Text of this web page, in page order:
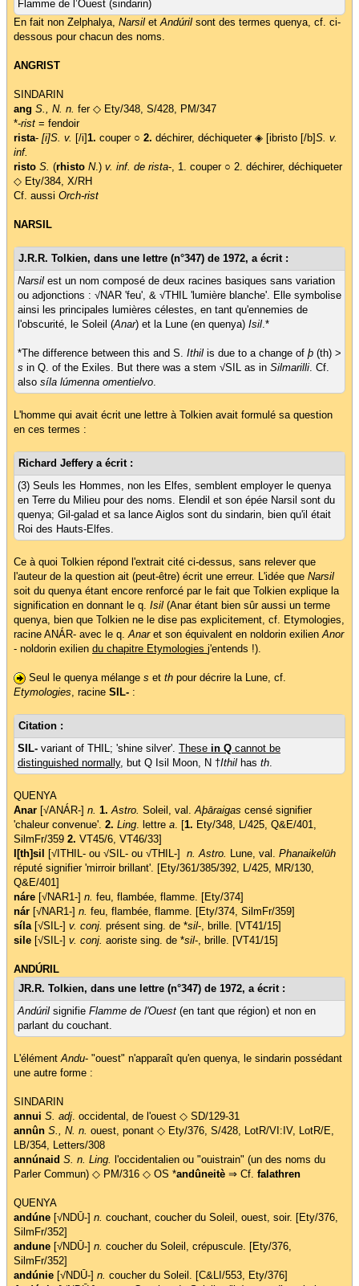
Flamme de l’Ouest (sindarin)
En fait non Zelphalya, Narsil etAndúril sont des termes quenya, cf. ci-
dessous pour chacun des noms.
ANGRIST
SINDARIN
ang S., N. n. fer ◇ Ety/348, S/428, PM/347
*-rist = fendoir
rista- [i]S. v. [/i]1. couper ○ 2. déchirer, déchiqueter ◈ [ibristo [/b]S. v.
inf.
risto S. (rhisto N.) v. inf. de rista-, 1. couper ○ 2. déchirer, déchiqueter
◇ Ety/384, X/RH
Cf. aussi Orch-rist
NARSIL
J.R.R. Tolkien, dans une lettre (n°347) de 1972, a écrit :
Narsil est un nom composé de deux racines basiques sans variation
ou adjonctions : √NAR 'feu', & √THIL 'lumière blanche'. Elle symbolise
ainsi les principales lumières célestes, en tant qu'ennemies de
l'obscurité, le Soleil (Anar) et la Lune (en quenya) Isil.*
*The difference between this and S. Ithil is due to a change of þ (th) >
s in Q. of the Exiles. But there was a stem √SIL as in Silmarilli. Cf.
also síla lúmenna omentielvo.
L'homme qui avait écrit une lettre à Tolkien avait formulé sa question
en ces termes :
Richard Jeffery a écrit :
(3) Seuls les Hommes, non les Elfes, semblent employer le quenya
en Terre du Milieu pour des noms. Elendil et son épée Narsil sont du
quenya; Gil-galad et sa lance Aiglos sont du sindarin, bien qu'il était
Roi des Hauts-Elfes.
Ce à quoi Tolkien répond l'extrait cité ci-dessus, sans relever que
l'auteur de la question ait (peut-être) écrit une erreur. L'idée que Narsil
soit du quenya étant encore renforcé par le fait que Tolkien explique la
signification en donnant le q. Isil (Anar étant bien sûr aussi un terme
quenya, bien que Tolkien ne le dise pas explicitement, cf. Etymologies,
racine ANÁR- avec le q.Anar et son équivalent en noldorin exilienAnor
- noldorin exilien du chapitre Etymologies j'entends !).
Seul le quenya mélange s et th pour décrire la Lune, cf.
Etymologies, racine SIL- :
Citation :
SIL- variant of THIL; 'shine silver'. These in Q cannot be
distinguished normally, but Q Isil Moon, N †Ithil has th.
QUENYA
Anar [√ANÁR-] n. 1. Astro. Soleil, val.Aþāraigas censé signifier
'chaleur convenue'. 2. Ling. lettre a. [1. Ety/348, L/425, Q&E/401,
SilmFr/359 2. VT45/6, VT46/33]
I[th]sil
[√ITHIL- ou √SIL- ou √THIL-] n. Astro. Lune, val. Phanaikelūh
réputé signifier 'mirroir brillant'. [Ety/361/385/392, L/425, MR/130,
Q&E/401]
náre [√NAR1-] n. feu, flambée, flamme. [Ety/374]
nár [√NAR1-] n. feu, flambée, flamme. [Ety/374, SilmFr/359]
síla [√SIL-] v. conj. présent sing. de *sil-, brille. [VT41/15]
sile [√SIL-] v. conj. aoriste sing. de *sil-, brille. [VT41/15]
ANDÚRIL
JR.R. Tolkien, dans une lettre (n°347) de 1972, a écrit :
Andúril signifie Flamme de l'Ouest (en tant que région) et non en
parlant du couchant.
L'élémentAndu- "ouest" n'apparaît qu'en quenya, le sindarin possédant
une autre forme :
SINDARIN
annui S. adj. occidental, de l'ouest ◇ SD/129-31
annûn S., N. n. ouest, ponant ◇ Ety/376, S/428, LotR/VI:IV, LotR/E,
LB/354, Letters/308
annúnaid S. n. Ling. l'occidentalien ou "ouistrain" (un des noms du
Parler Commun) ◇ PM/316 ◇ OS *andûneitè ⇒ Cf. falathren
QUENYA
andúne [√NDŪ-] n. couchant, coucher du Soleil, ouest, soir. [Ety/376,
SilmFr/352]
andune [√NDŪ-] n. coucher du Soleil, crépuscule. [Ety/376,
SilmFr/352]
andúnie [√NDŪ-] n. coucher du Soleil. [C&LI/553, Ety/376]